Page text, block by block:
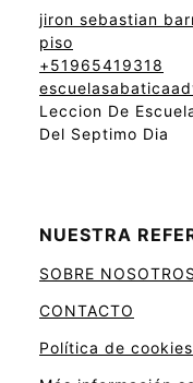
jiron sebastian
piso
+51965419318
Leccion De
Del Septimo Dia
NUESTRA
SOBRE NOSOTROS
CONTACTO
Política de cookies